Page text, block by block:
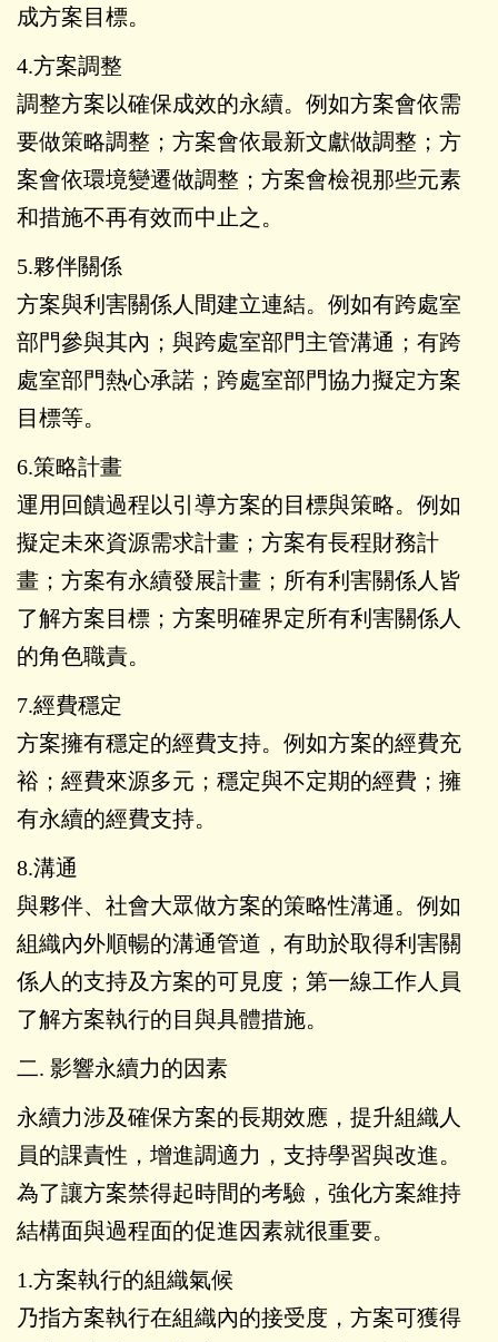
成方案目標。
4.方案調整
調整方案以確保成效的永續。例如方案會依需
要做策略調整；方案會依最新文獻做調整；方
案會依環境變遷做調整；方案會檢視那些元素
和措施不再有效而中止之。
5.夥伴關係
方案與利害關係人間建立連結。例如有跨處室
部門參與其內；與跨處室部門主管溝通；有跨
處室部門熱心承諾；跨處室部門協力擬定方案
目標等。
6.策略計畫
運用回饋過程以引導方案的目標與策略。例如
擬定未來資源需求計畫；方案有長程財務計
畫；方案有永續發展計畫；所有利害關係人皆
了解方案目標；方案明確界定所有利害關係人
的角色職責。
7.經費穩定
方案擁有穩定的經費支持。例如方案的經費充
裕；經費來源多元；穩定與不定期的經費；擁
有永續的經費支持。
8.溝通
與夥伴、社會大眾做方案的策略性溝通。例如
組織內外順暢的溝通管道，有助於取得利害關
係人的支持及方案的可見度；第一線工作人員
了解方案執行的目與具體措施。
二. 影響永續力的因素
永續力涉及確保方案的長期效應，提升組織人
員的課責性，增進調適力，支持學習與改進。
為了讓方案禁得起時間的考驗，強化方案維持
結構面與過程面的促進因素就很重要。
1.方案執行的組織氣候
乃指方案執行在組織內的接受度，方案可獲得